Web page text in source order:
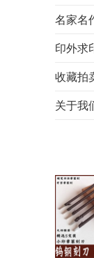
名家名
印外求
收藏拍
关于我